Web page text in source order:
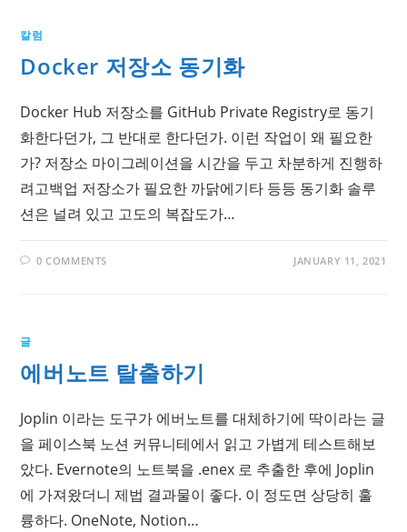
칼럼
Docker 저장소 동기화
Docker Hub 저장소를 GitHub Private Registry로 동기
화한다던가, 그 반대로 한다던가. 이런 작업이 왜 필요한
가? 저장소 마이그레이션을 시간을 두고 차분하게 진행하
려고백업 저장소가 필요한 까닭에기타 등등 동기화 솔루
션은 널려 있고 고도의 복잡도가…
0 COMMENTS JANUARY 11, 2021
글
에버노트 탈출하기
Joplin 이라는 도구가 에버노트를 대체하기에 딱이라는 글
을 페이스북 노션 커뮤니테에서 읽고 가볍게 테스트해보
았다. Evernote의 노트북을 .enex 로 추출한 후에 Joplin
에 가져왔더니 제법 결과물이 좋다. 이 정도면 상당히 훌
륭하다. OneNote, Notion…